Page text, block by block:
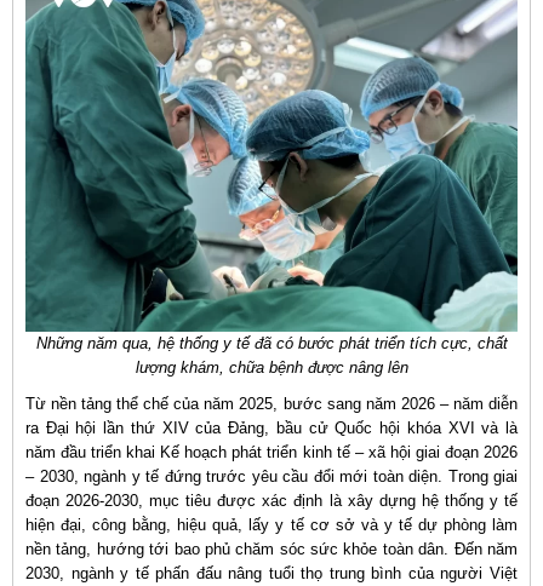
Những năm qua, hệ thống y tế đã có bước phát triển tích cực, chất
lượng khám, chữa bệnh được nâng lên
Từ nền tảng thể chế của năm 2025, bước sang năm 2026 – năm diễn
ra Đại hội lần thứ XIV của Đảng, bầu cử Quốc hội khóa XVI và là
năm đầu triển khai Kế hoạch phát triển kinh tế – xã hội giai đoạn 2026
– 2030, ngành y tế đứng trước yêu cầu đổi mới toàn diện. Trong giai
đoạn 2026-2030, mục tiêu được xác định là xây dựng hệ thống y tế
hiện đại, công bằng, hiệu quả, lấy y tế cơ sở và y tế dự phòng làm
nền tảng, hướng tới bao phủ chăm sóc sức khỏe toàn dân. Đến năm
2030, ngành y tế phấn đấu nâng tuổi thọ trung bình của người Việt